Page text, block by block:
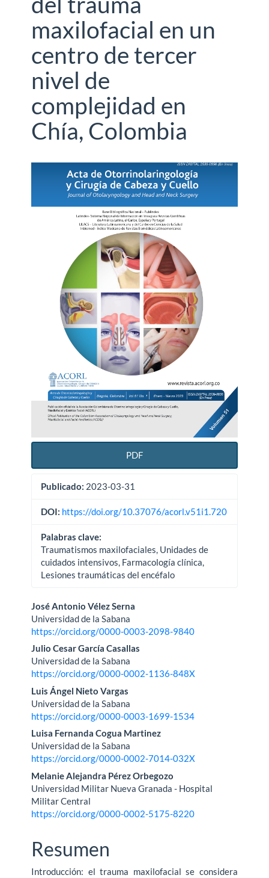
maxilofacial en un
centro de tercer
nivel de
complejidad en
Chía, Colombia
Barra
lateral
del
artículo
PDF
Publicado: 2023-03-31
DOI: https://doi.org/10.37076/acorl.v51i1.720
Palabras clave:
Traumatismos maxilofaciales, Unidades de
cuidados intensivos, Farmacología clínica,
Lesiones traumáticas del encéfalo
Contenido
principal
del
artículo
José Antonio Vélez Serna
Universidad de la Sabana
https://orcid.org/0000-0003-2098-9840
Julio Cesar García Casallas
Universidad de la Sabana
https://orcid.org/0000-0002-1136-848X
Luis Ángel Nieto Vargas
Universidad de la Sabana
https://orcid.org/0000-0003-1699-1534
Luisa Fernanda Cogua Martinez
Universidad de la Sabana
https://orcid.org/0000-0002-7014-032X
Melanie Alejandra Pérez Orbegozo
Universidad Militar Nueva Granada - Hospital
Militar Central
https://orcid.org/0000-0002-5175-8220
Resumen
Introducción: el trauma maxilofacial se considera